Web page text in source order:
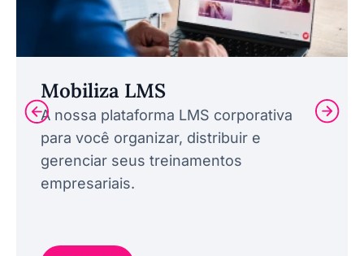
Mobiliza LMS
A nossa plataforma LMS corporativa
para você organizar, distribuir e
gerenciar seus treinamentos
empresariais.